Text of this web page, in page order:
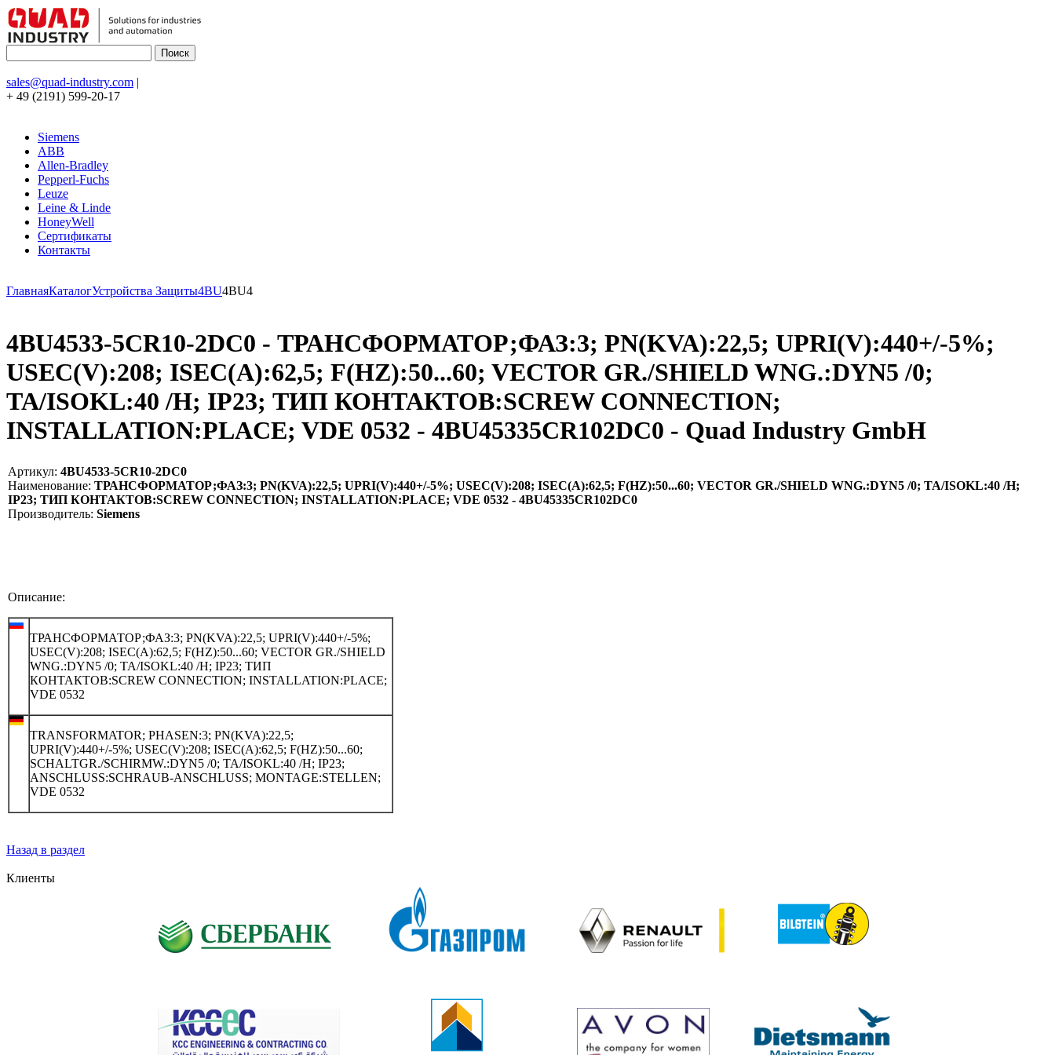
sales@quad-industry.com |
+ 49 (2191) 599-20-17
Siemens
ABB
Allen-Bradley
Pepperl-Fuchs
Leuze
Leine & Linde
HoneyWell
Сертификаты
Контакты
ГлавнаяКаталогУстройства Защиты4BU4BU4
4BU4533-5CR10-2DC0 - ТРАНСФОРМАТОР;ФАЗ:3; PN(KVA):22,5; UPRI(V):440+/-5%;
USEC(V):208; ISEC(A):62,5; F(HZ):50...60; VECTOR GR./SHIELD WNG.:DYN5 /0;
TA/ISOKL:40 /H; IP23; ТИП КОНТАКТОВ:SCREW CONNECTION;
INSTALLATION:PLACE; VDE 0532 - 4BU45335CR102DC0 - Quad Industry GmbH
Артикул: 4BU4533-5CR10-2DC0
Наименование: ТРАНСФОРМАТОР;ФАЗ:3; PN(KVA):22,5; UPRI(V):440+/-5%; USEC(V):208; ISEC(A):62,5; F(HZ):50...60; VECTOR GR./SHIELD WNG.:DYN5 /0; TA/ISOKL:40 /H;
IP23; ТИП КОНТАКТОВ:SCREW CONNECTION; INSTALLATION:PLACE; VDE 0532 - 4BU45335CR102DC0
Производитель: Siemens
Описание:
ТРАНСФОРМАТОР;ФАЗ:3; PN(KVA):22,5; UPRI(V):440+/-5%;
USEC(V):208; ISEC(A):62,5; F(HZ):50...60; VECTOR GR./SHIELD
WNG.:DYN5 /0; TA/ISOKL:40 /H; IP23; ТИП
КОНТАКТОВ:SCREW CONNECTION; INSTALLATION:PLACE;
VDE 0532
TRANSFORMATOR; PHASEN:3; PN(KVA):22,5;
UPRI(V):440+/-5%; USEC(V):208; ISEC(A):62,5; F(HZ):50...60;
SCHALTGR./SCHIRMW.:DYN5 /0; TA/ISOKL:40 /H; IP23;
ANSCHLUSS:SCHRAUB-ANSCHLUSS; MONTAGE:STELLEN;
VDE 0532
Назад в раздел
Клиенты